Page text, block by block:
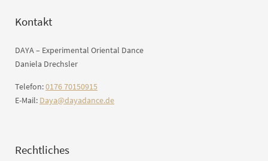
Kontakt
DAYA – Experimental Oriental Dance
Daniela Drechsler
Telefon:0176 70150915
E-Mail: Daya@dayadance.de
Rechtliches